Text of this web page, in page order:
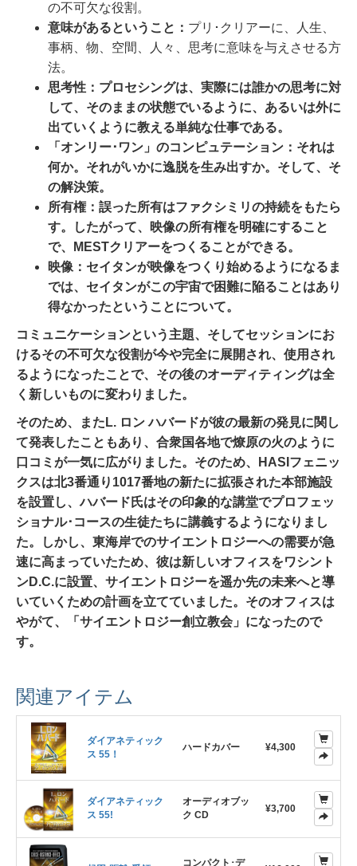
の不可欠な役割。
意味があるということ： プリ･クリアーに、人生、
事柄、物、空間、人々、思考に意味を与えさせる方
法。
思考性： プロセシングは、実際には誰かの思考に対
して、そのままの状態でいるように、あるいは外に
出ていくように教える単純な仕事である。
「オンリー･ワン」のコンピュテーション： それは
何か。それがいかに逸脱を生み出すか。そして、そ
の解決策。
所有権： 誤った所有はファクシミリの持続をもたら
す。したがって、映像の所有権を明確にすること
で、MESTクリアーをつくることができる。
映像： セイタンが映像をつくり始めるようになるま
では、セイタンがこの宇宙で困難に陥ることはあり
得なかったということについて。
コミュニケーションという主題、そしてセッションにお
けるその不可欠な役割が今や完全に展開され、使用され
るようになったことで、その後のオーディティングは全
く新しいものに変わりました。
そのため、またL. ロン ハバードが彼の最新の発見に関し
て発表したこともあり、合衆国各地で燎原の火のように
口コミが一気に広がりました。そのため、HASIフェニッ
クスは北3番通り1017番地の新たに拡張された本部施設
を設置し、ハバード氏はその印象的な講堂でプロフェッ
ショナル･コースの生徒たちに講義するようになりまし
た。しかし、東海岸でのサイエントロジーへの需要が急
速に高まっていたため、彼は新しいオフィスをワシント
ンD.C.に設置、サイエントロジーを遥か先の未来へと導
いていくための計画を立てていました。そのオフィスは
やがて、「サイエントロジー創立教会」になったので
す。
関連アイテム
ダイアネティック
ス 55！
ハードカバー ¥4,300
ダイアネティック
ス 55!
オーディオブッ
ク CD
¥3,700
コンパクト･デ